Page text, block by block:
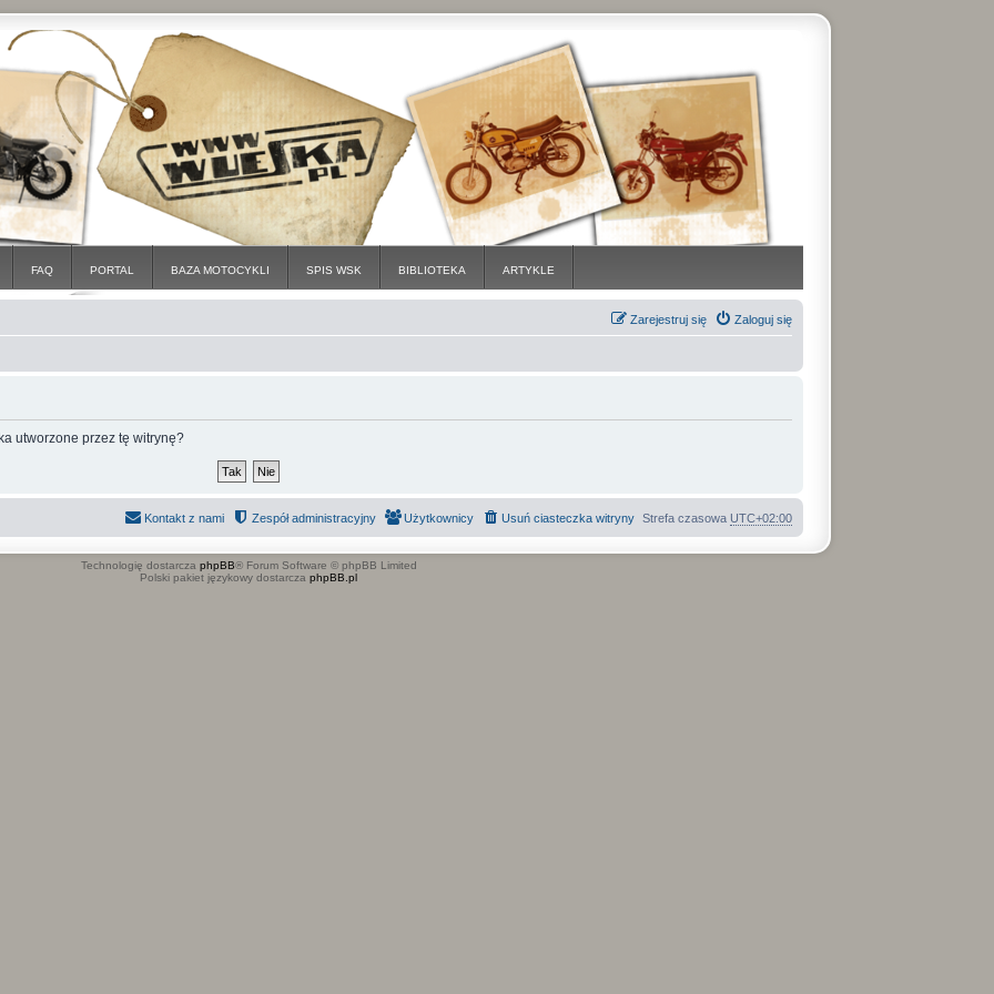
FAQ PORTAL BAZA MOTOCYKLI SPIS WSK BIBLIOTEKA ARTYKLE
Zaloguj się
Zarejestruj się
utworzone przez tę witrynę?
Strefa czasowa UTC+02:00
Usuń ciasteczka witryny
Użytkownicy
Zespół administracyjny
Kontakt z nami
Technologię dostarcza phpBB® Forum Software © phpBB Limited
Polski pakiet językowy dostarcza phpBB.pl